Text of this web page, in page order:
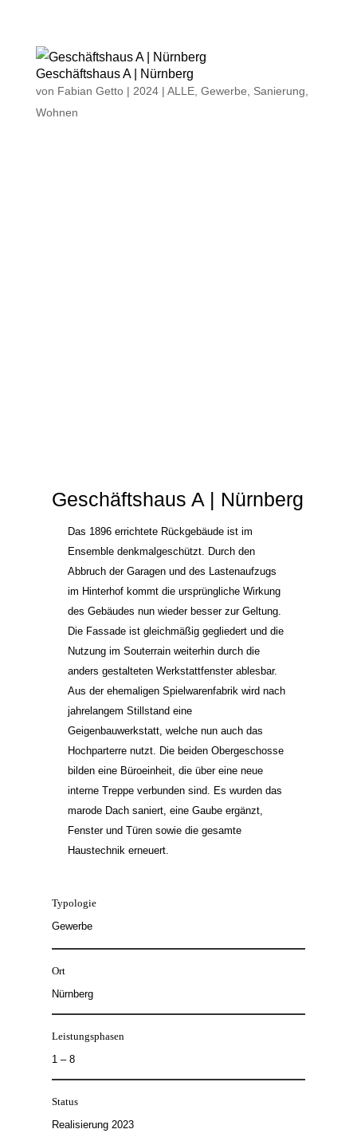
Geschäftshaus A | Nürnberg
von Fabian Getto| 2024| ALLE, Gewerbe Sanierung
Wohnen
Geschäftshaus A | Nürnberg
Das 1896 errichtete Rückgebäude ist im
Ensemble denkmalgeschützt. Durch den
Abbruch der Garagen und des Lastenaufzugs
im Hinterhof kommt die ursprüngliche Wirkung
des Gebäudes nun wieder besser zur Geltung.
Die Fassade ist gleichmäßig gegliedert und die
Nutzung im Souterrain weiterhin durch die
anders gestalteten Werkstattfenster ablesbar.
Aus der ehemaligen Spielwarenfabrik wird nach
jahrelangem Stillstand eine
Geigenbauwerkstatt, welche nun auch das
Hochparterre nutzt. Die beiden Obergeschosse
bilden eine Büroeinheit, die über eine neue
interne Treppe verbunden sind. Es wurden das
marode Dach saniert, eine Gaube ergänzt,
Fenster und Türen sowie die gesamte
Haustechnik erneuert.
Typologie
Gewerbe
Ort
Nürnberg
Leistungsphasen
1 – 8
Status
Realisierung 2023